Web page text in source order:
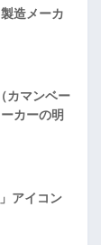
造メーカ
カマンベー
カーの明
アイコン